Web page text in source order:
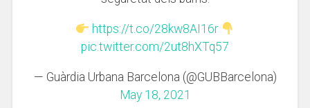
https://t.co/28kw8AI16r
pic.twitter.com/2ut8hXTq57
— Guàrdia Urbana Barcelona (@GUBBarcelona)
May 18, 2021